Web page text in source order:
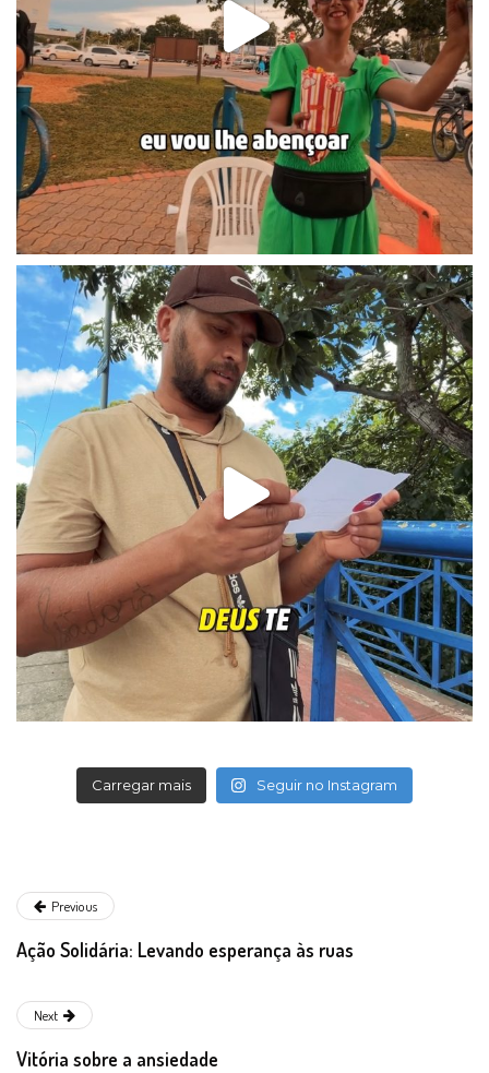
Carregar mais Seguir no Instagram
Previous
Ação Solidária: Levando esperança às ruas
Next
Vitória sobre a ansiedade